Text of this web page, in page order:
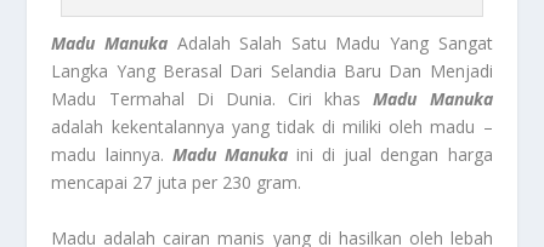
Madu Manuka Adalah Salah Satu Madu Yang Sangat
Langka Yang Berasal Dari Selandia Baru Dan Menjadi
Madu Termahal Di Dunia. Ciri khasMadu Manuka
adalah kekentalannya yang tidak di miliki oleh madu –
madu lainnya. Madu Manukaini di jual dengan harga
mencapai 27 juta per 230 gram.
Madu adalah cairan manis yang di hasilkan oleh lebah